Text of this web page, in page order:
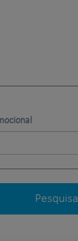
Pesquisa